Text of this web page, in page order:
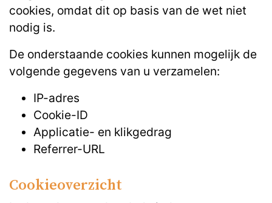
cookies, omdat dit op basis van de wet niet
nodig is.
De onderstaande cookies kunnen mogelijk de
volgende gegevens van u verzamelen:
IP-adres
Cookie-ID
Applicatie- en klikgedrag
Referrer-URL
Cookieoverzicht